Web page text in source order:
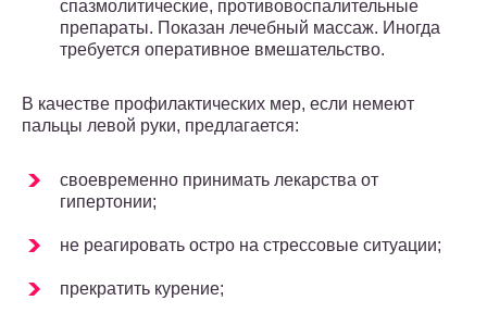
спазмолитические, противовоспалительные
препараты. Показан лечебный массаж. Иногда
требуется оперативное вмешательство.
В качестве профилактических мер, если немеют
пальцы левой руки, предлагается:
своевременно принимать лекарства от
гипертонии;
не реагировать остро на стрессовые ситуации;
прекратить курение;